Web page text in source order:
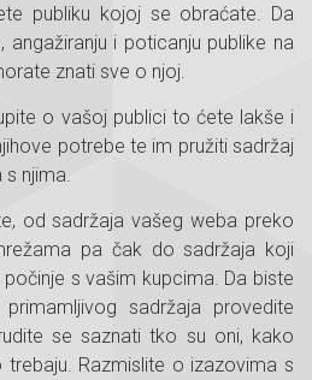
publiku kojoj se obraćate. Da
angažiranju i poticanju publike na
znati sve o njoj.
o vašoj publici to ćete lakše i
potrebe te im pružiti sadržaj
njima.
od sadržaja vašeg weba preko
pa čak do sadržaja koji
s vašim kupcima. Da biste
sadržaja provedite
se saznati tko su oni, kako
Razmislite o izazovima s